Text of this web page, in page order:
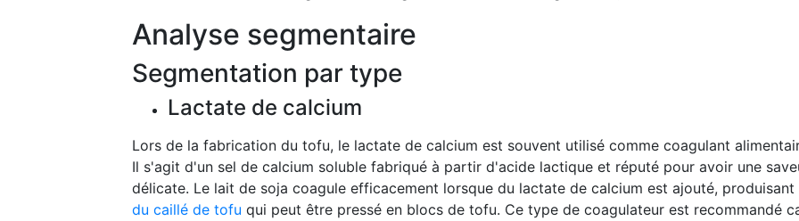
Analyse segmentaire
Segmentation par type
Lactate de calcium
Lors de la fabrication du tofu, le lactate de calcium est souvent utilisé comme coagulant
Il s'agit d'un sel de calcium soluble fabriqué à partir d'acide lactique et réputé pour avoir une
délicate. Le lait de soja coagule efficacement lorsque du lactate de calcium est ajouté, produisant
du caillé de tofu qui peut être pressé en blocs de tofu. Ce type de coagulateur est recommandé